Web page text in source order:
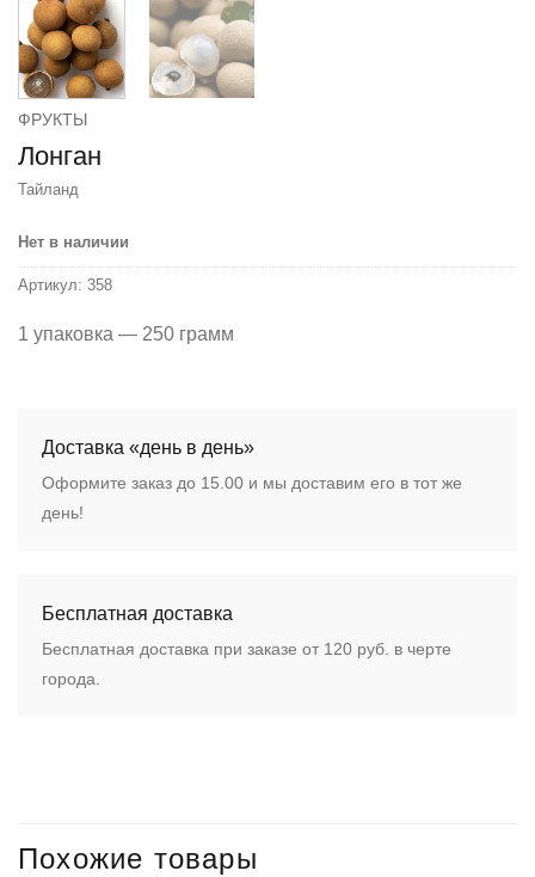
ФРУКТЫ
Лонган
Тайланд
Нет в наличии
Артикул: 358
1 упаковка — 250 грамм
Доставка «день в день»
Оформите заказ до 15.00 и мы доставим его в тот же
день!
Бесплатная доставка
Бесплатная доставка при заказе от 120 руб. в черте
города.
Похожие товары